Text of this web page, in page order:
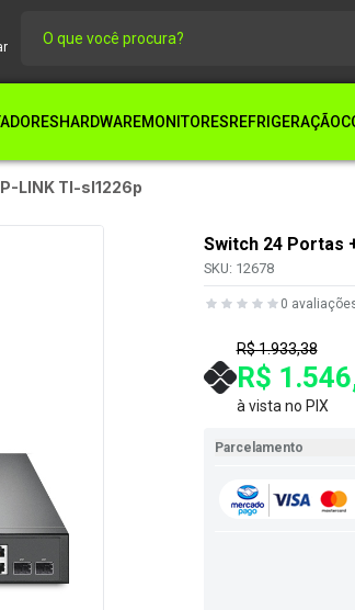
HARDWAREMONITORESREFRIGERAÇÃO
LINK Tl-sl1226p
Switch 24 Portas
SKU: 12678
0
R$ 1.933,38
R$
à vista no PIX
Parcelamento